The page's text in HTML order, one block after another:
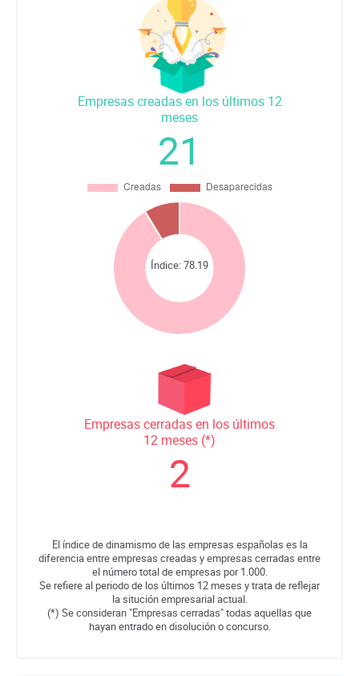
Empresas creadas en los últimos 12
meses
21
Índice:78.19
Empresas cerradas en los últimos
12 meses (*)
2
El índice de dinamismo de las empresas españolas es la
diferencia entre empresas creadas y empresas cerradas entre
el número total de empresas por 1.000.
Se refiere al periodo de los últimos 12 meses y trata de reflejar
la situción empresarial actual.
(*) Se consideran "Empresas cerradas" todas aquellas que
hayan entrado en disolución o concurso.